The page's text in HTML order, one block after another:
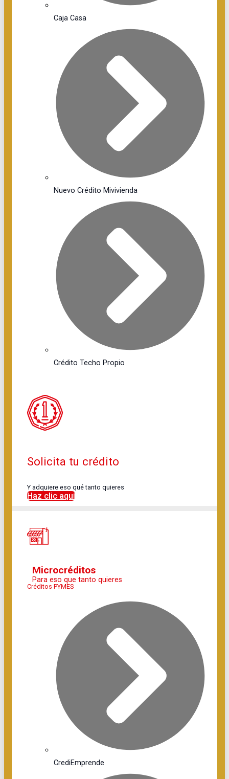
Caja Casa
Nuevo Crédito Mivivienda
Crédito Techo Propio
Solicita tu crédito
Y adquiere eso qué tanto quieres
Haz clic aquí
Microcréditos
Para eso que tanto quieres
Créditos PYMES
CrediEmprende